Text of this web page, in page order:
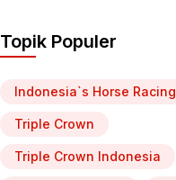
Topik Populer
Indonesia`s Horse Racing
Triple Crown
Triple Crown Indonesia